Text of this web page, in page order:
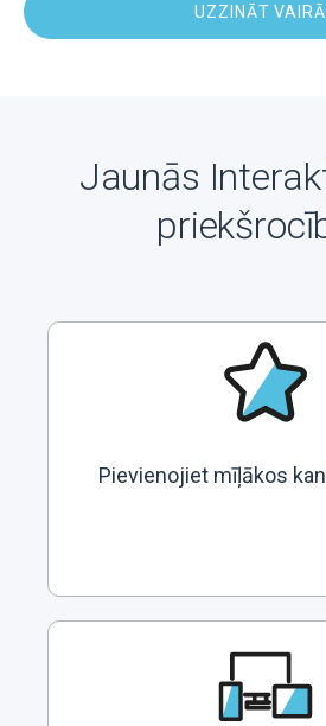
UZZINĀT
Jaunās
Pievienojiet mīļākos